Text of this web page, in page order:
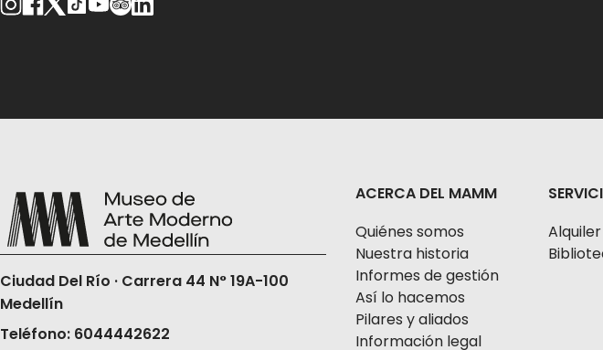
Ciudad Del Río · Carrera 44 N° 19A-100
Medellín
Teléfono: 6044442622
ACERCA DEL MAMM
Quiénes somos
Nuestra historia
Informes de gestión
Así lo hacemos
Pilares y aliados
Información legal